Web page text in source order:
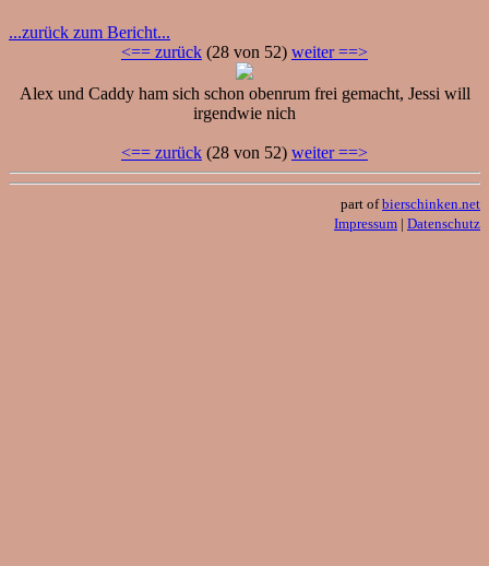
...zurück zum Bericht...
<== zurück (28 von 52) weiter ==>
Alex und Caddy ham sich schon obenrum frei gemacht, Jessi will
irgendwie nich
<== zurück (28 von 52) weiter ==>
part ofbierschinken.net
Impressum | Datenschutz